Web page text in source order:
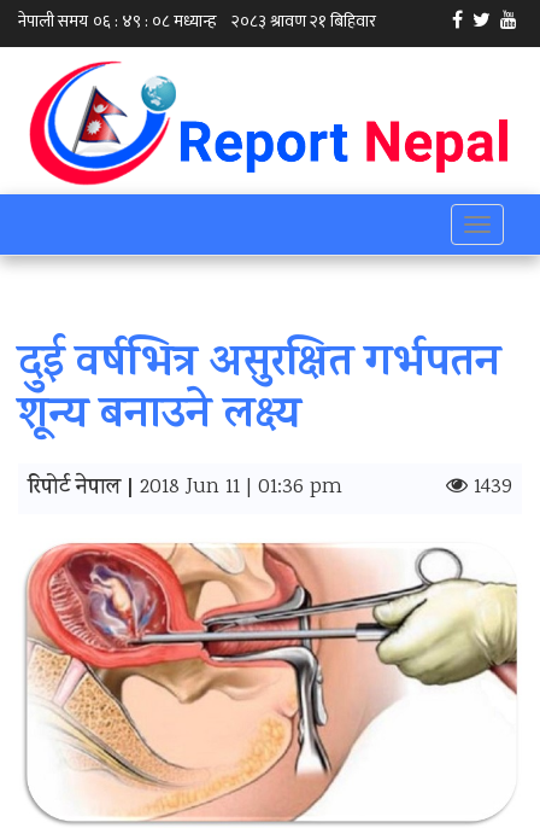
Toggle
दुई वर्षभित्र असुरक्षित गर्भपतन
शून्य बनाउने लक्ष्य
रिपोर्ट नेपाल | 2018 Jun 11 | 01:36 pm 1439